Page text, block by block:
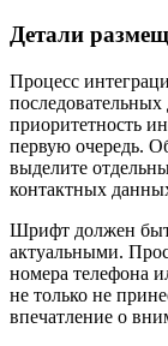
Детали
Процесс
приоритетность
первую очередь.
выделите
контактных
Шрифт должен
актуальными.
номера телефона
не только не
впечатление о